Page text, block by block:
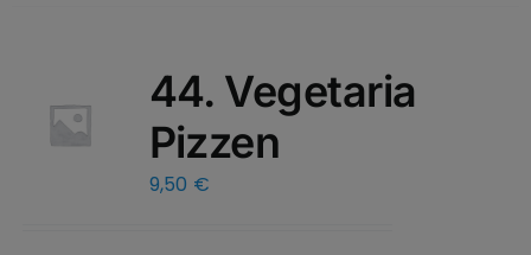
44. Vegetaria
Pizzen
9,50 €